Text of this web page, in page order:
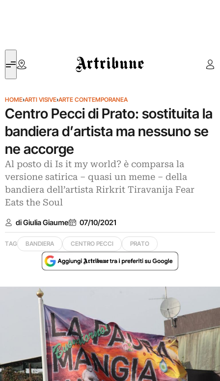
Artribune
HOME›ARTI VISIVE›ARTE CONTEMPORANEA
Centro Pecci di Prato: sostituita la
bandiera d’artista ma nessuno se
ne accorge
Al posto di Is it my world? è comparsa la
versione satirica – quasi un meme – della
bandiera dell’artista Rirkrit Tiravanija Fear
Eats the Soul
di Giulia Giaume 07/10/2021
TAG BANDIERA CENTRO PECCI PRATO